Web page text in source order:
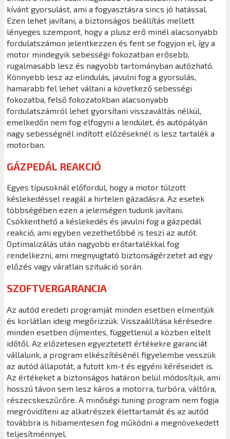
kívánt gyorsulást, ami a fogyasztásra sincs jó hatással.
Ezen lehet javítani, a biztonságos beállítás mellett
lényeges szempont, hogy a plusz erő minél alacsonyabb
fordulatszámon jelentkezzen és fent se fogyjon el, így a
motor mindegyik sebességi fokozatban erősebb,
rugalmasabb lesz és nagyobb tartományban autózható.
Könnyebb lesz az elindulás, javulni fog a gyorsulás,
hamarabb fel lehet váltani a következő sebességi
fokozatba, felső fokozatokban alacsonyabb
fordulatszámról lehet gyorsítani visszaváltás nélkül,
emelkedőn nem fog elfogyni a lendület, és autópályán
nagy sebességnél indított előzéseknél is lesz tartalék a
motorban.
GÁZPEDÁL REAKCIÓ
Egyes típusoknál előfordul, hogy a motor túlzott
késlekedéssel reagál a hirtelen gázadásra. Az esetek
többségében ezen a jelenségen tudunk javítani.
Csökkenthető a késlekedés és javulni fog a gázpedál
reakció, ami egyben vezethetőbbé is teszi az autót.
Optimalizálás után nagyobb erőtartalékkal fog
rendelkezni, ami megnyugtató biztonságérzetet ad egy
előzés vagy váratlan szituáció során.
SZOFTVERGARANCIA
Az autód eredeti programját minden esetben elmentjük
és korlátlan ideig megőrizzük. Visszaállítása kérésedre
minden esetben díjmentes, függetlenül a közben eltelt
időtől. Az előzetesen egyeztetett értékekre garanciát
vállalunk, a program elkészítésénél figyelembe vesszük
az autód állapotát, a futott km-t és egyéni kéréseidet is.
Az értékeket a biztonságos határon belül módosítjuk, ami
hosszú távon sem lesz káros a motorra, turbóra, váltóra,
részecskeszűrőre. A minőségi tuning program nem fogja
megrövidíteni az alkatrészek élettartamát és az autód
továbbra is hibamentesen fog működni a megnövekedett
teljesítménnyel.